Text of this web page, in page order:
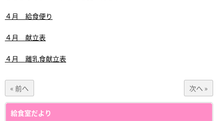
４月 給食便り
４月 献立表
４月 離乳食献立表
« 前へ 次へ »
給食室だより